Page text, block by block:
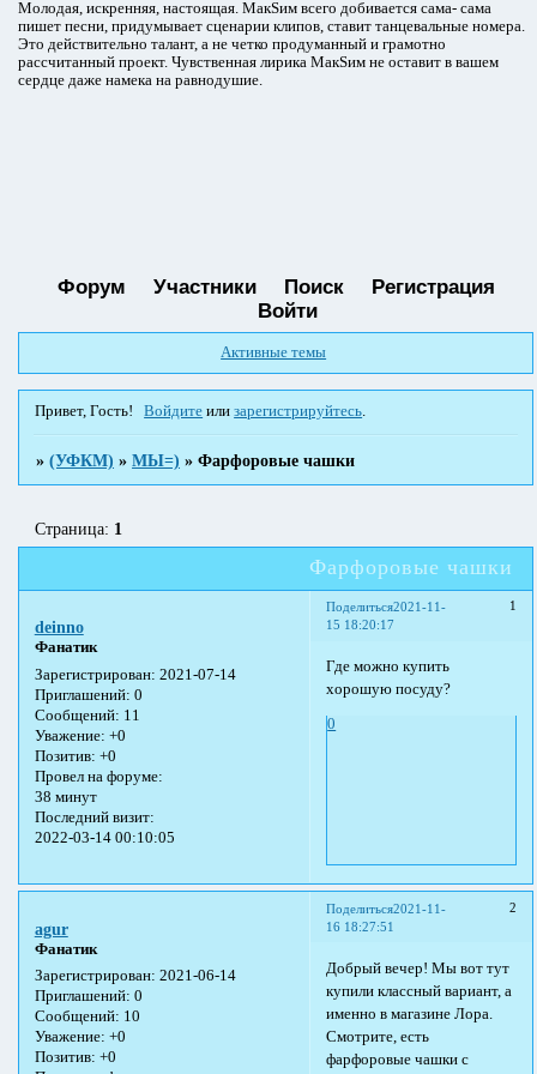
Молодая, искренняя, настоящая. МакSим всего добивается сама- сама
пишет песни, придумывает сценарии клипов, ставит танцевальные номера.
Это действительно талант, а не четко продуманный и грамотно
рассчитанный проект. Чувственная лирика МакSим не оставит в вашем
сердце даже намека на равнодушие.
Форум Участники Поиск
Регистрация
Войти
Активные темы
Привет, Гость! Войдите илизарегистрируйтесь
»(УФКМ) »МЫ=) »Фарфоровые чашки
Фарфоровые чашки
Страница: 1
Поделиться 1
2021-11-
15 18:20:17
deinno
Фанатик
Зарегистрирован: 2021-07-14
Приглашений: 0
Сообщений: 11
Уважение: +0
Позитив: +0
Провел на форуме:
38 минут
Последний визит:
2022-03-14 00:10:05
Где можно купить
хорошую посуду?
0
Поделиться 2
2021-11-
16 18:27:51
agur
Фанатик
Зарегистрирован: 2021-06-14
Приглашений: 0
Сообщений: 10
Уважение: +0
Позитив: +0
Добрый вечер! Мы вот тут
купили классный вариант, а
именно в магазине Лора.
Смотрите, есть
фарфоровые чашки с